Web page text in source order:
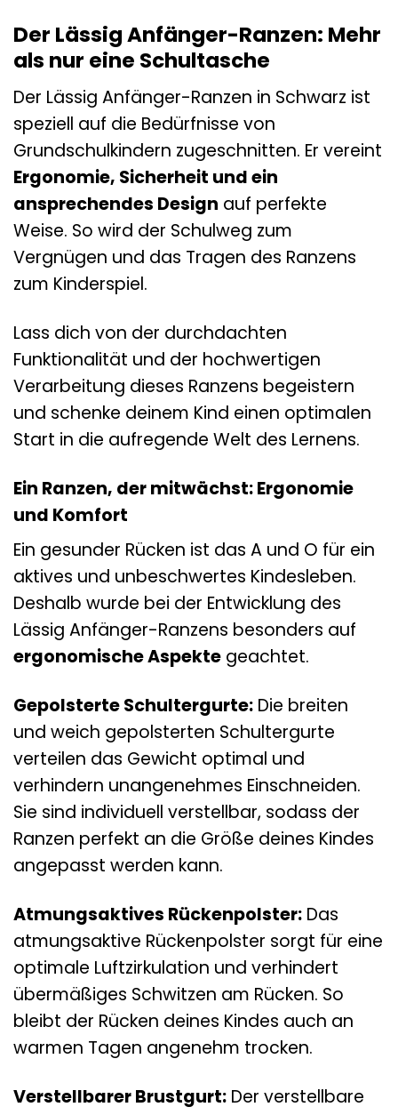
Der Lässig Anfänger-Ranzen: Mehr
als nur eine Schultasche
Der Lässig Anfänger-Ranzen in Schwarz ist
speziell auf die Bedürfnisse von
Grundschulkindern zugeschnitten. Er vereint
Ergonomie, Sicherheit und ein
ansprechendes Design auf perfekte
Weise. So wird der Schulweg zum
Vergnügen und das Tragen des Ranzens
zum Kinderspiel.
Lass dich von der durchdachten
Funktionalität und der hochwertigen
Verarbeitung dieses Ranzens begeistern
und schenke deinem Kind einen optimalen
Start in die aufregende Welt des Lernens.
Ein Ranzen, der mitwächst: Ergonomie
und Komfort
Ein gesunder Rücken ist das A und O für ein
aktives und unbeschwertes Kindesleben.
Deshalb wurde bei der Entwicklung des
Lässig Anfänger-Ranzens besonders auf
ergonomische Aspekte geachtet.
Gepolsterte Schultergurte: Die breiten
und weich gepolsterten Schultergurte
verteilen das Gewicht optimal und
verhindern unangenehmes Einschneiden.
Sie sind individuell verstellbar, sodass der
Ranzen perfekt an die Größe deines Kindes
angepasst werden kann.
Atmungsaktives Rückenpolster: Das
atmungsaktive Rückenpolster sorgt für eine
optimale Luftzirkulation und verhindert
übermäßiges Schwitzen am Rücken. So
bleibt der Rücken deines Kindes auch an
warmen Tagen angenehm trocken.
Verstellbarer Brustgurt: Der verstellbare